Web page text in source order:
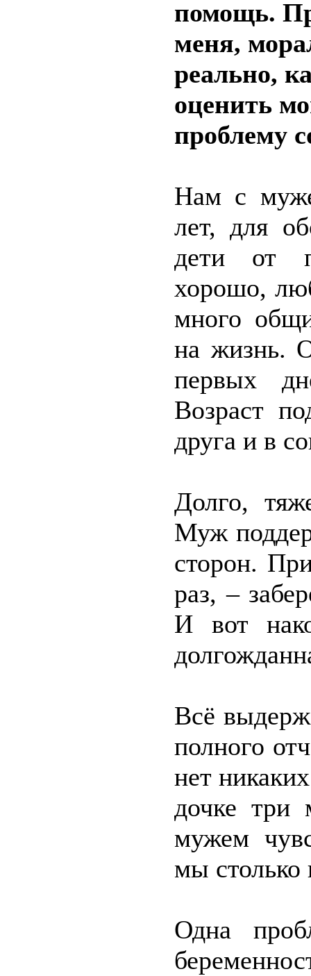
помощь.
меня,
реально,
оценить
проблему
Нам с
лет, для
дети от
хорошо,
много
на жизнь.
первых
Возраст
друга и в
Долго,
Муж
сторон.
раз, –
И вот
Всё
полного
нет
дочке три
мужем
мы столько
Одна